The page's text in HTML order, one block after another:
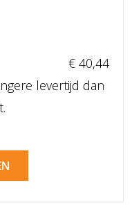
€ 40,44
levertijd dan